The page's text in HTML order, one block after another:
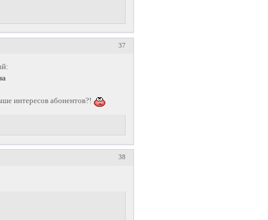
37
интересов абонентов?!
38